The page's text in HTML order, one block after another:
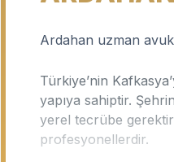
Ardahan uzman
Türkiye’nin
yapıya sahiptir.
yerel tecrübe
profesyonellerdir.